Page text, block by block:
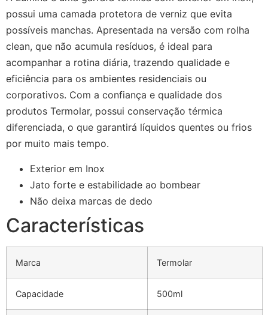
possui uma camada protetora de verniz que evita
possíveis manchas. Apresentada na versão com rolha
clean, que não acumula resíduos, é ideal para
acompanhar a rotina diária, trazendo qualidade e
eficiência para os ambientes residenciais ou
corporativos. Com a confiança e qualidade dos
produtos Termolar, possui conservação térmica
diferenciada, o que garantirá líquidos quentes ou frios
por muito mais tempo.
Exterior em Inox
Jato forte e estabilidade ao bombear
Não deixa marcas de dedo
Características
Marca Termolar
Capacidade 500ml